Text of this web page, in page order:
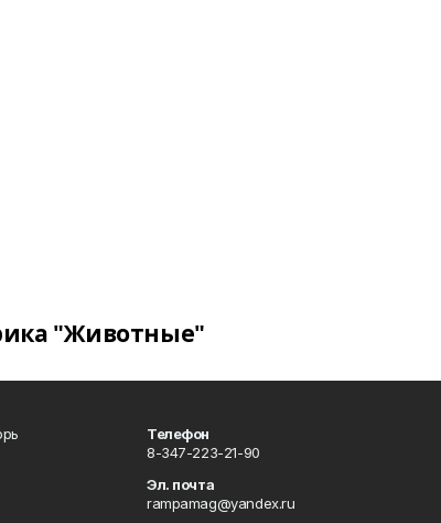
"Животные"
Телефон
8-347-223-21-90
Эл. почта
rampamag@yandex.ru